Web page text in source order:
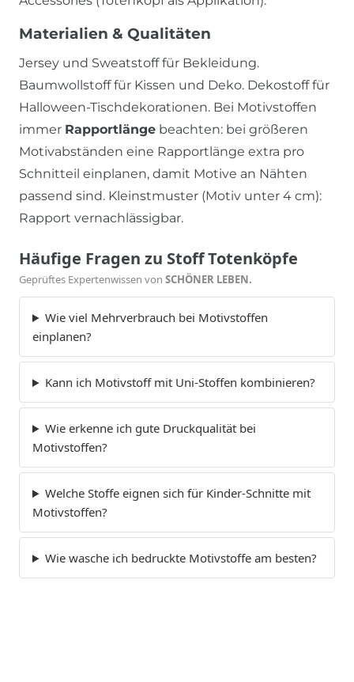
Materialien & Qualitäten
Jersey und Sweatstoff für Bekleidung.
Baumwollstoff für Kissen und Deko. Dekostoff für
Halloween-Tischdekorationen. Bei Motivstoffen
immer Rapportlänge beachten: bei größeren
Motivabständen eine Rapportlänge extra pro
Schnitteil einplanen, damit Motive an Nähten
passend sind. Kleinstmuster (Motiv unter 4 cm):
Rapport vernachlässigbar.
Häufige Fragen zu Stoff Totenköpfe
Geprüftes Expertenwissen von SCHÖNER LEBEN.
Wie viel Mehrverbrauch bei Motivstoffen
einplanen?
Kann ich Motivstoff mit Uni-Stoffen kombinieren?
Wie erkenne ich gute Druckqualität bei
Motivstoffen?
Welche Stoffe eignen sich für Kinder-Schnitte mit
Motivstoffen?
Wie wasche ich bedruckte Motivstoffe am besten?